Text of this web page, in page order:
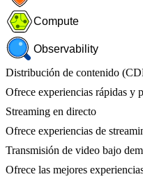
Compute
Observability
Distribución de contenido
Ofrece experiencias rápidas y
Streaming en directo
Ofrece experiencias de
Transmisión de video bajo
Ofrece las mejores